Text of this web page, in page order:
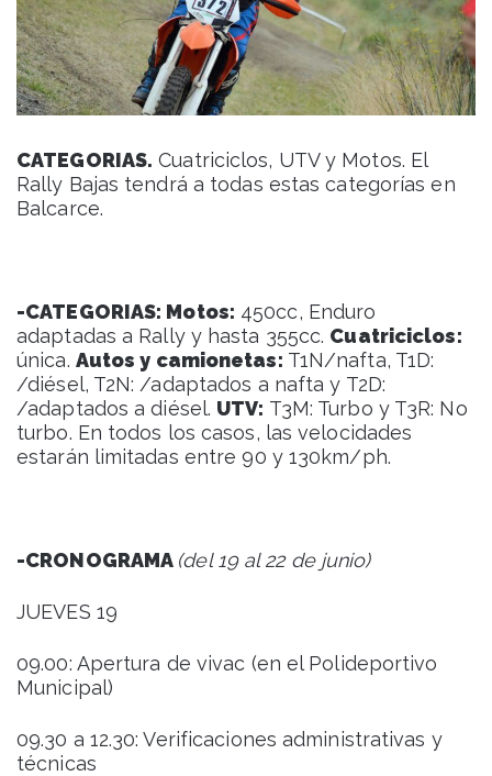
CATEGORIAS. Cuatriciclos, UTV y Motos. El
Rally Bajas tendrá a todas estas categorías en
Balcarce.
-CATEGORIAS: Motos: 450cc, Enduro
adaptadas a Rally y hasta 355cc. Cuatriciclos:
única. Autos y camionetas: T1N/nafta, T1D:
/diésel, T2N: /adaptados a nafta y T2D:
/adaptados a diésel. UTV: T3M: Turbo y T3R: No
turbo. En todos los casos, las velocidades
estarán limitadas entre 90 y 130km/ph.
-CRONOGRAMA (del 19 al 22 de junio)
JUEVES 19
09.00: Apertura de vivac (en el Polideportivo
Municipal)
09.30 a 12.30: Verificaciones administrativas y
técnicas